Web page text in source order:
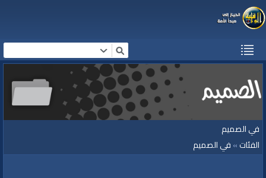
في الصميم
الفئات»في الصميم